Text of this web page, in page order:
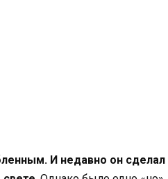
И недавно он